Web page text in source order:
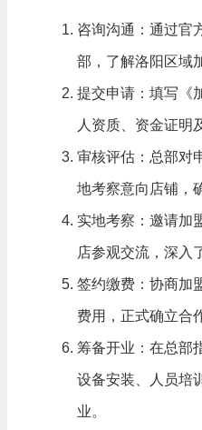
咨询沟通：通过官
部，了解洛阳区域
提交申请：填写《
人资质、资金证明
审核评估：总部对
地考察意向店铺，
实地考察：邀请加
店参观交流，深入
签约缴费：协商加
费用，正式确立合
筹备开业：在总部
设备安装、人员培
业。